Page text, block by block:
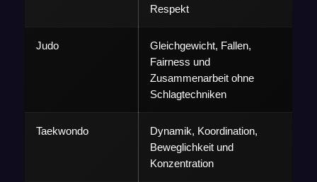
Respekt
Judo
Gleichgewicht, Fallen,
Fairness und
Zusammenarbeit ohne
Schlagtechniken
Taekwondo
Dynamik, Koordination,
Beweglichkeit und
Konzentration